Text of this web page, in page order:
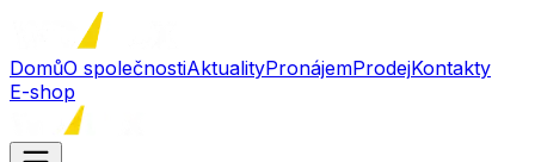
DomůO společnostiAktualityPronájemProdejKontakty
E-shop